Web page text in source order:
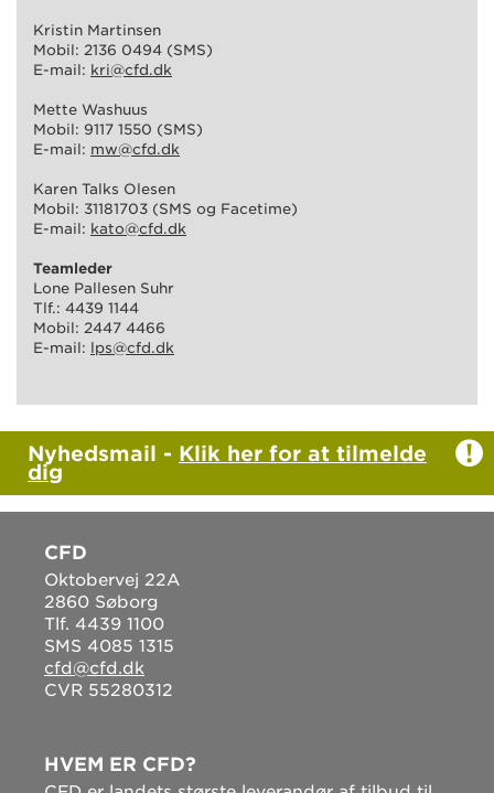
Kristin Martinsen
Mobil: 2136 0494 (SMS)
E-mail: kri@cfd.dk
Mette Washuus
Mobil: 9117 1550 (SMS)
E-mail: mw@cfd.dk
Karen Talks Olesen
Mobil: 31181703 (SMS og Facetime)
E-mail: kato@cfd.dk
Teamleder
Lone Pallesen Suhr
Tlf.: 4439 1144
Mobil: 2447 4466
E-mail: lps@cfd.dk
Nyhedsmail - Klik her for at tilmelde
dig
CFD
Oktobervej 22A
2860 Søborg
Tlf. 4439 1100
SMS 4085 1315
cfd@cfd.dk
CVR 55280312
HVEM ER CFD?